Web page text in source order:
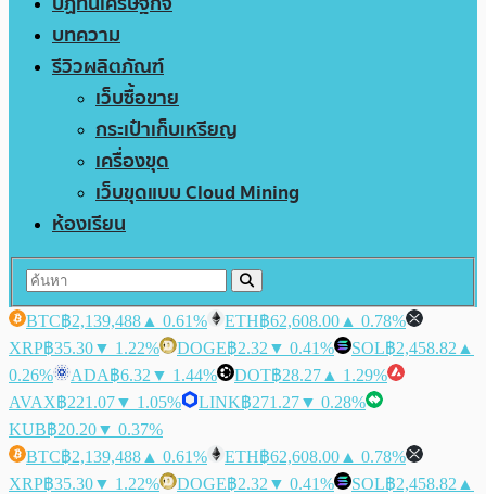
บทความ
รีวิวผลิตภัณฑ์
เว็บซื้อขาย
กระเป๋าเก็บเหรียญ
เครื่องขุด
เว็บขุดแบบ Cloud Mining
ห้องเรียน
BTC฿2,139,488 ▲ 0.61% ETH฿62,608.00 ▲ 0.78%
XRP฿35.30▼ 1.22% DOGE฿2.32 ▼ 0.41% SOL฿2,458.82 ▲
0.26%
ADA฿6.32 ▼ 1.44% DOT฿28.27 ▲ 1.29%
AVAX฿221.07▼ 1.05% LINK฿271.27▼ 0.28%
KUB฿20.20▼ 0.37%
BTC฿2,139,488 ▲ 0.61% ETH฿62,608.00 ▲ 0.78%
XRP฿35.30▼ 1.22% DOGE฿2.32 ▼ 0.41% SOL฿2,458.82 ▲